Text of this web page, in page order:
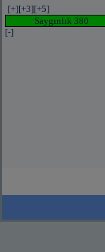
[+][+3][+5]
Saygınlık 380
[-]